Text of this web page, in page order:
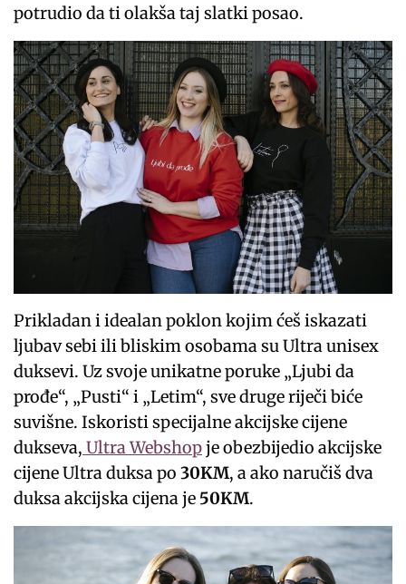
potrudio da ti olakša taj slatki posao.
Prikladan i idealan poklon kojim ćeš iskazati
ljubav sebi ili bliskim osobama su Ultra unisex
duksevi. Uz svoje unikatne poruke „Ljubi da
prođe“, „Pusti“ i „Letim“, sve druge riječi biće
suvišne. Iskoristi specijalne akcijske cijene
dukseva, Ultra Webshopje obezbijedio akcijske
cijene Ultra duksa po30KM, a ako naručiš dva
duksa akcijska cijena je 50KM.